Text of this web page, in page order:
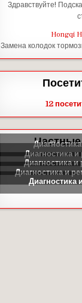
Здравствуйте!
Hongqi
Замена колодок
12